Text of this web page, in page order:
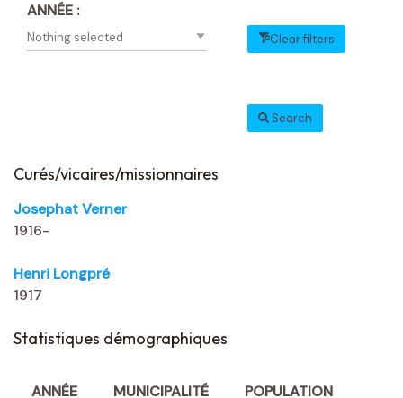
ANNÉE :
Nothing selected Clear filters
Search
Curés/vicaires/missionnaires
Josephat Verner
1916-
Henri Longpré
1917
Statistiques démographiques
ANNÉE MUNICIPALITÉ POPULATION